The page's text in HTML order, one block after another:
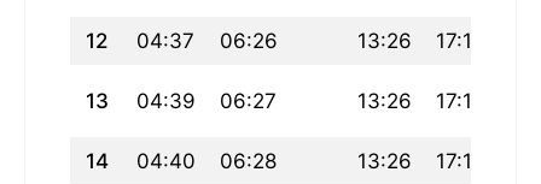
12 04:37 06:26 13:26 17:19
13 04:39 06:27 13:26 17:18
14 04:40 06:28 13:26 17:17